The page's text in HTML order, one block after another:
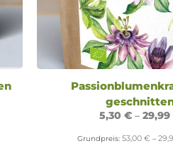
5,30 €– 29,99
Grundpreis: 53,00 € –